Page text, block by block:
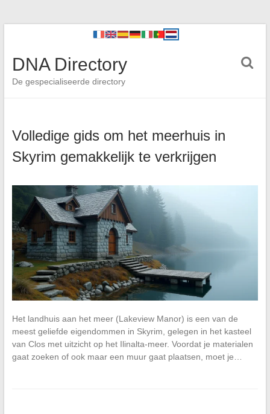
DNA Directory
De gespecialiseerde directory
Volledige gids om het meerhuis in
Skyrim gemakkelijk te verkrijgen
Het landhuis aan het meer (Lakeview Manor) is een van de
meest geliefde eigendommen in Skyrim, gelegen in het kasteel
van Clos met uitzicht op het Ilinalta-meer. Voordat je materialen
gaat zoeken of ook maar een muur gaat plaatsen, moet je…